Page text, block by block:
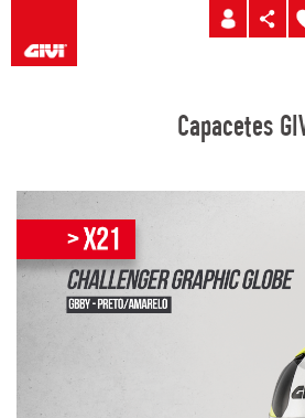
Capacetes